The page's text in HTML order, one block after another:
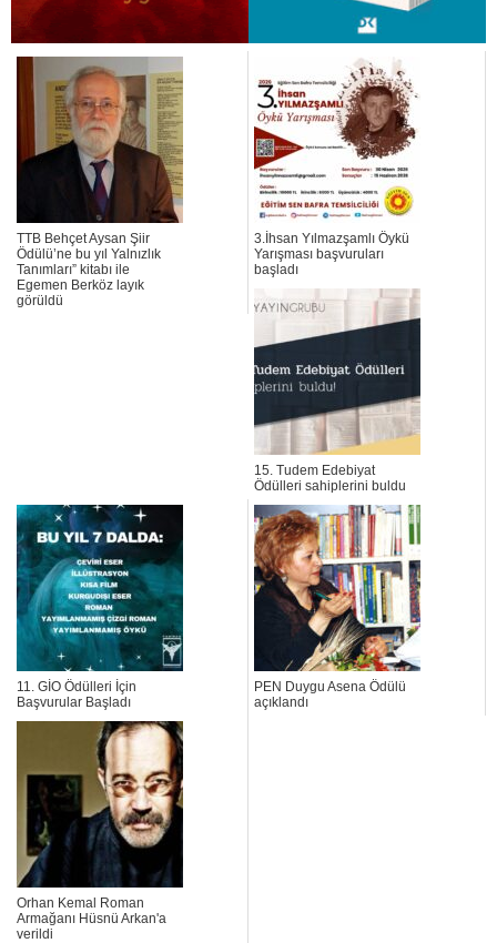
TTB Behçet Aysan Şiir
Ödülü’ne bu yıl Yalnızlık
Tanımları” kitabı ile
Egemen Berköz layık
görüldü
3.İhsan Yılmazşamlı Öykü
Yarışması başvuruları
başladı
15. Tudem Edebiyat
Ödülleri sahiplerini buldu
11. GİO Ödülleri İçin
Başvurular Başladı
PEN Duygu Asena Ödülü
açıklandı
Orhan Kemal Roman
Armağanı Hüsnü Arkan'a
verildi